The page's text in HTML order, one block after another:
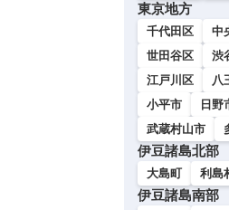
東京地方
千代田区 中
世田谷区
渋
江戸川区
八
小平市
日野
武蔵村山市
伊豆諸島北部
大島町 利島
伊豆諸島南部